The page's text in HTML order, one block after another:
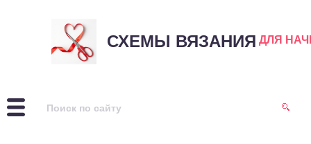
СХЕМЫ ВЯЗАНИЯ ДЛЯ